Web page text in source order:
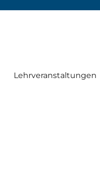
Lehrveranstaltungen